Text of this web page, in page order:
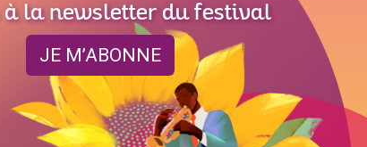
à la newsletter du festival
JE M’ABONNE